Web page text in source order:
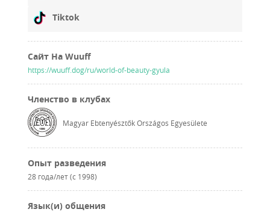
Tiktok
Сайт На Wuuff
https://wuuff.dog/ru/world-of-beauty-gyula
Членство в клубах
Magyar Ebtenyésztők Országos Egyesülete
Опыт разведения
28 года/лет (с 1998)
Язык(и) общения